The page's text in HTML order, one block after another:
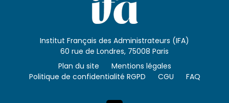
Institut Français des Administrateurs (IFA)
60 rue de Londres, 75008 Paris
Plan du site
Mentions légales
Politique de confidentialité RGPD
CGU FAQ